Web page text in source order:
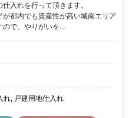
仕入れを行って頂きます。
が都内でも資産性が高い城南エリア
ので、やりがいを...
れ, 戸建用地仕入れ